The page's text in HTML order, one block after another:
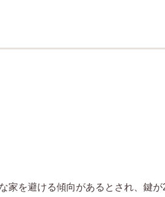
家を避ける傾向があるとされ、鍵が